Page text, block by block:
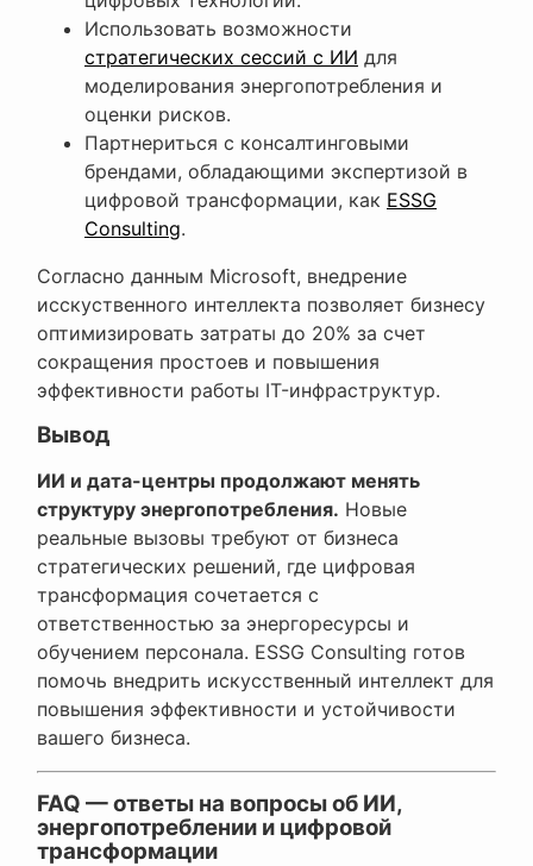
Использовать возможности
стратегических сессий с ИИ для
моделирования энергопотребления и
оценки рисков.
Партнериться с консалтинговыми
брендами, обладающими экспертизой в
цифровой трансформации, как ESSG
Consulting.
Согласно данным Microsoft, внедрение
исскуственного интеллекта позволяет бизнесу
оптимизировать затраты до 20% за счет
сокращения простоев и повышения
эффективности работы IT-инфраструктур.
Вывод
ИИ и дата-центры продолжают менять
структуру энергопотребления. Новые
реальные вызовы требуют от бизнеса
стратегических решений, где цифровая
трансформация сочетается с
ответственностью за энергоресурсы и
обучением персонала. ESSG Consulting готов
помочь внедрить искусственный интеллект для
повышения эффективности и устойчивости
вашего бизнеса.
FAQ — ответы на вопросы об ИИ,
энергопотреблении и цифровой
трансформации